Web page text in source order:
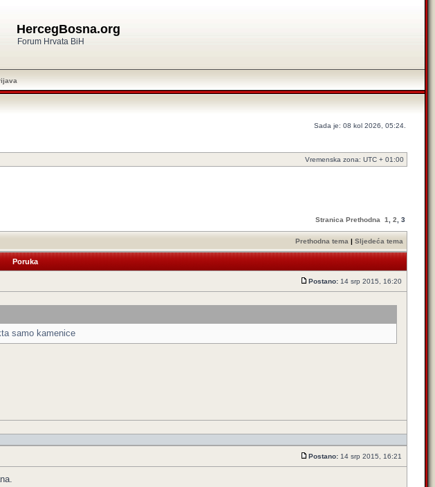
HercegBosna.org
Forum Hrvata BiH
Sada je: 08 kol 2026, 05:24.
Vremenska zona: UTC + 01:00
Stranica Prethodna 1 2 3
Prethodna tema | Sljedeća tema
Poruka
Postano: 14 srp 2015, 16:20
samo kamenice
Postano: 14 srp 2015, 16:21